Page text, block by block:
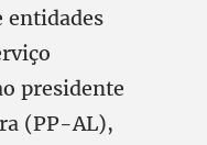
entidades
presidente
(PP-AL),